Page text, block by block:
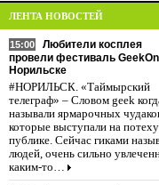
ЛЕНТА НОВОСТЕЙ
15:00
Любители косплея
провели фестиваль
Норильске
#НОРИЛЬСК. «Таймырский
телеграф» – Словом geek
называли ярмарочных
которые выступали на потеху
публике. Сейчас гиками
людей, очень сильно
каким-то…